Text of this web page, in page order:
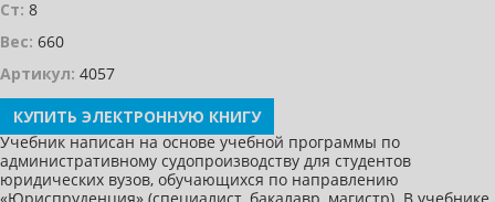
Ст: 8
Вес: 660
Артикул: 4057
КУПИТЬ ЭЛЕКТРОННУЮ КНИГУ
Учебник написан на основе учебной программы по
административному судопроизводству для студентов
юридических вузов, обучающихся по направлению
«Юриспруденция» (специалист, бакалавр, магистр). В учебнике